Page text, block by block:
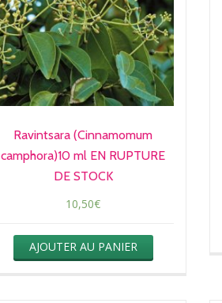
Ravintsara (Cinnamomum
camphora)10 ml EN RUPTURE
DE STOCK
10,50€
AJOUTER AU PANIER